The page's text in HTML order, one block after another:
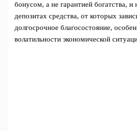
бонусом, а не гарантией богатства, и
депозитах средства, от которых
долгосрочное благосостояние,
волатильности экономической